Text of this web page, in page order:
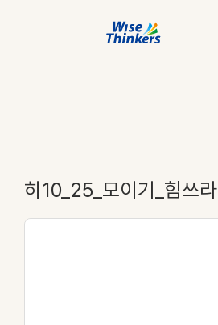
히10_25_모이기_힘쓰라